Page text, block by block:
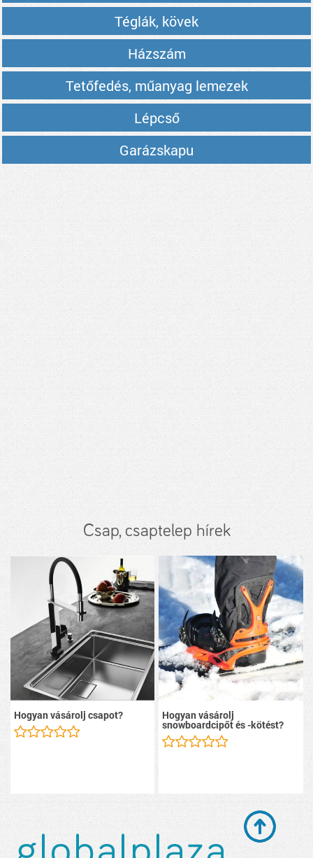
Téglák, kövek
Házszám
Tetőfedés, műanyag lemezek
Lépcső
Garázskapu
Csap, csaptelep hírek
Hogyan vásárolj csapot? Hogyan vásárolj
snowboardcipőt és -kötést?